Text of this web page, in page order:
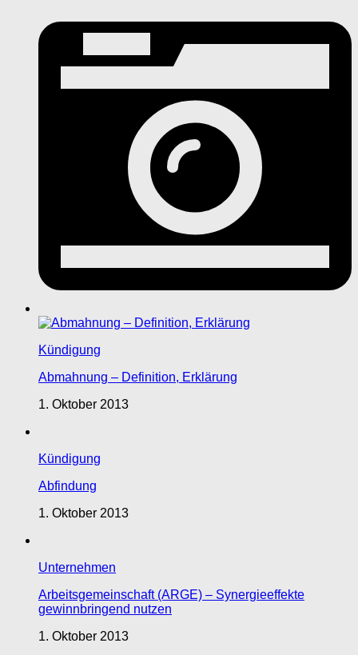
Kündigung
Abmahnung – Definition, Erklärung
1. Oktober 2013
Kündigung
Abfindung
1. Oktober 2013
Unternehmen
Arbeitsgemeinschaft (ARGE) – Synergieeffekte
gewinnbringend nutzen
1. Oktober 2013